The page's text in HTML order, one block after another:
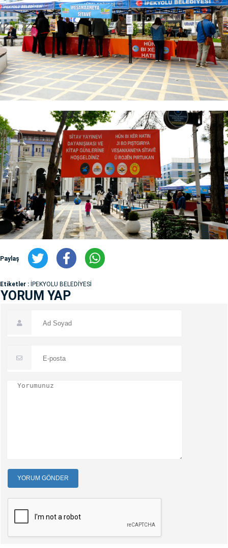
Paylaş
Etiketler : İPEKYOLU BELEDİYESİ
YORUM YAP
YORUM GÖNDER